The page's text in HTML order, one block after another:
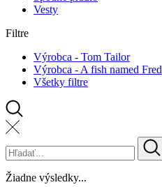
Vesty
Filtre
Výrobca - Tom Tailor
Výrobca - A fish named Fred
Všetky filtre
Žiadne výsledky...